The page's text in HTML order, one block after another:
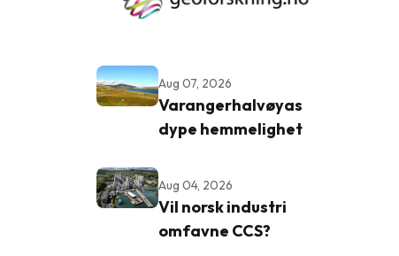
Aug 07, 2026
Varangerhalvøyas
dype hemmelighet
Aug 04, 2026
Vil norsk industri
omfavne CCS?